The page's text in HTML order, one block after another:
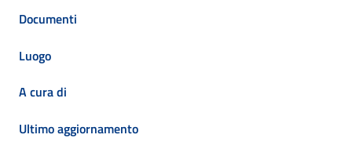
Documenti
Luogo
A cura di
Ultimo aggiornamento